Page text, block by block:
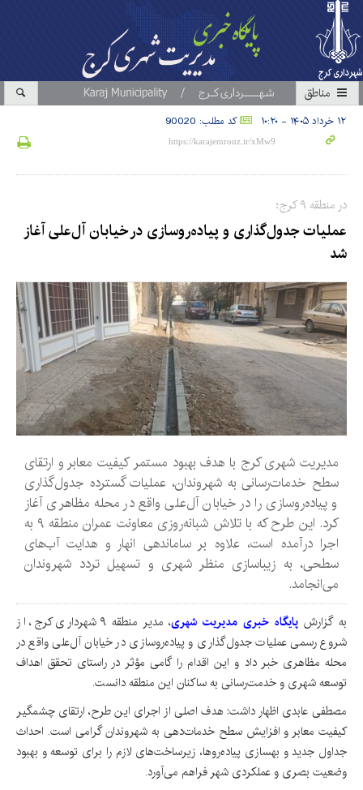
مناطق
۱۲ خرداد ۱۴۰۵ - ۱۰:۲۰ کد مطلب: 90020
در منطقه ۹ کرج؛
عملیات جدول‌گذاری و پیاده‌روسازی در خیابان آل‌علی آغاز
شد
مدیریت شهری کرج با هدف بهبود مستمر کیفیت معابر و ارتقای
سطح خدمات‌رسانی به شهروندان، عملیات گسترده جدول‌گذاری
و پیاده‌روسازی را در خیابان آل‌علی واقع در محله مظاهری آغاز
کرد. این طرح که با تلاش شبانه‌روزی معاونت عمران منطقه ۹ به
اجرا درآمده است، علاوه بر ساماندهی انهار و هدایت آب‌های
سطحی، به زیباسازی منظر شهری و تسهیل تردد شهروندان
می‌انجامد.
به گزارشپایگاه خبری مدیریت شهری
، مدیر منطقه ۹ شهرداری کرج، از
شروع رسمی عملیات جدول‌گذاری و پیاده‌روسازی در خیابان آل‌علی واقع در
محله مظاهری خبر داد و این اقدام را گامی مؤثر در راستای تحقق اهداف
توسعه شهری و خدمت‌رسانی به ساکنان این منطقه دانست.
مصطفی عابدی اظهار داشت: هدف اصلی از اجرای این طرح، ارتقای چشمگیر
کیفیت معابر و افزایش سطح خدمات‌دهی به شهروندان گرامی است. احداث
جداول جدید و بهسازی پیاده‌روها، زیرساخت‌های لازم را برای توسعه و بهبود
وضعیت بصری و عملکردی شهر فراهم می‌آورد.